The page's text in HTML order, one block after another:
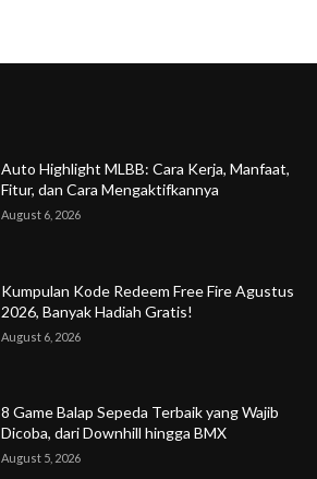
Auto Highlight MLBB: Cara Kerja, Manfaat,
Fitur, dan Cara Mengaktifkannya
August 6, 2026
Kumpulan Kode Redeem Free Fire Agustus
2026, Banyak Hadiah Gratis!
August 6, 2026
8 Game Balap Sepeda Terbaik yang Wajib
Dicoba, dari Downhill hingga BMX
August 5, 2026